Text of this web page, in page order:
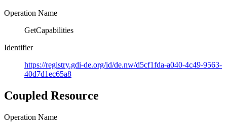
Operation Name
GetCapabilities
Identifier
https://registry.gdi-de.org/id/de.nw/d5cf1fda-a040-4c49-9563-
40d7d1ec65a8
Coupled Resource
Operation Name